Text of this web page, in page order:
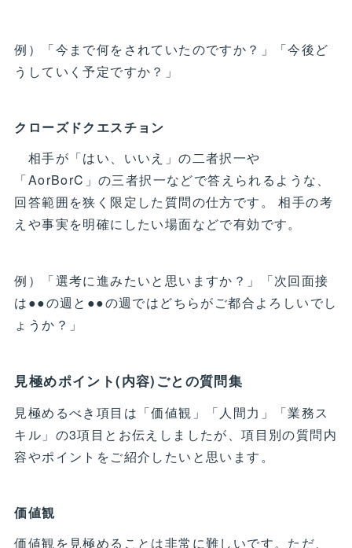
例）「今まで何をされていたのですか？」「今後ど
うしていく予定ですか？」
クローズドクエスチョン
相手が「はい、いいえ」の二者択一や
「AorBorC」の三者択一などで答えられるような、
回答範囲を狭く限定した質問の仕方です。 相手の考
えや事実を明確にしたい場面などで有効です。
例）「選考に進みたいと思いますか？」「次回面接
は●●の週と●●の週ではどちらがご都合よろしいでし
ょうか？」
見極めポイント(内容)ごとの質問集
見極めるべき項目は「価値観」「人間力」「業務ス
キル」の3項目とお伝えしましたが、項目別の質問内
容やポイントをご紹介したいと思います。
価値観
価値観を見極めることは非常に難しいです。ただ、